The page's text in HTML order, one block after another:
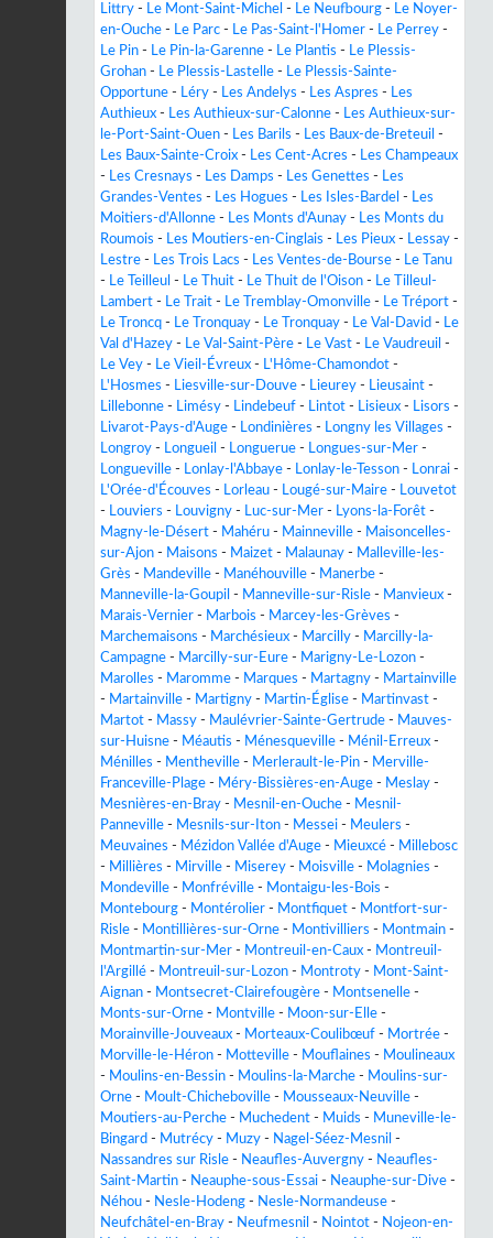
Littry - Le Mont-Saint-Michel - Le Neufbourg - Le Noyer-
en-Ouche - Le Parc - Le Pas-Saint-l'Homer - Le Perrey -
Le Pin - Le Pin-la-Garenne - Le Plantis - Le Plessis-
Grohan - Le Plessis-Lastelle - Le Plessis-Sainte-
Opportune - Léry - Les Andelys - Les Aspres - Les
Authieux - Les Authieux-sur-Calonne - Les Authieux-sur-
le-Port-Saint-Ouen - Les Barils - Les Baux-de-Breteuil -
Les Baux-Sainte-Croix - Les Cent-Acres - Les Champeaux
- Les Cresnays - Les Damps - Les Genettes - Les
Grandes-Ventes - Les Hogues - Les Isles-Bardel - Les
Moitiers-d'Allonne - Les Monts d'Aunay - Les Monts du
Roumois - Les Moutiers-en-Cinglais - Les Pieux - Lessay -
Lestre - Les Trois Lacs - Les Ventes-de-Bourse - Le Tanu
- Le Teilleul - Le Thuit - Le Thuit de l'Oison - Le Tilleul-
Lambert - Le Trait - Le Tremblay-Omonville - Le Tréport -
Le Troncq - Le Tronquay - Le Tronquay - Le Val-David - Le
Val d'Hazey - Le Val-Saint-Père - Le Vast - Le Vaudreuil -
Le Vey - Le Vieil-Évreux - L'Hôme-Chamondot -
L'Hosmes - Liesville-sur-Douve - Lieurey - Lieusaint -
Lillebonne - Limésy - Lindebeuf - Lintot - Lisieux - Lisors -
Livarot-Pays-d'Auge - Londinières - Longny les Villages -
Longroy - Longueil - Longuerue - Longues-sur-Mer -
Longueville - Lonlay-l'Abbaye - Lonlay-le-Tesson - Lonrai -
L'Orée-d'Écouves - Lorleau - Lougé-sur-Maire - Louvetot
- Louviers - Louvigny - Luc-sur-Mer - Lyons-la-Forêt -
Magny-le-Désert - Mahéru - Mainneville - Maisoncelles-
sur-Ajon - Maisons - Maizet - Malaunay - Malleville-les-
Grès - Mandeville - Manéhouville - Manerbe -
Manneville-la-Goupil - Manneville-sur-Risle - Manvieux -
Marais-Vernier - Marbois - Marcey-les-Grèves -
Marchemaisons - Marchésieux - Marcilly - Marcilly-la-
Campagne - Marcilly-sur-Eure - Marigny-Le-Lozon -
Marolles - Maromme - Marques - Martagny - Martainville
- Martainville - Martigny - Martin-Église - Martinvast -
Martot - Massy - Maulévrier-Sainte-Gertrude - Mauves-
sur-Huisne - Méautis - Ménesqueville - Ménil-Erreux -
Ménilles - Mentheville - Merlerault-le-Pin - Merville-
Franceville-Plage - Méry-Bissières-en-Auge - Meslay -
Mesnières-en-Bray - Mesnil-en-Ouche - Mesnil-
Panneville - Mesnils-sur-Iton - Messei - Meulers -
Meuvaines - Mézidon Vallée d'Auge - Mieuxcé - Millebosc
- Millières - Mirville - Miserey - Moisville - Molagnies -
Mondeville - Monfréville - Montaigu-les-Bois -
Montebourg - Montérolier - Montfiquet - Montfort-sur-
Risle - Montillières-sur-Orne - Montivilliers - Montmain -
Montmartin-sur-Mer - Montreuil-en-Caux - Montreuil-
l'Argillé - Montreuil-sur-Lozon - Montroty - Mont-Saint-
Aignan - Montsecret-Clairefougère - Montsenelle -
Monts-sur-Orne - Montville - Moon-sur-Elle -
Morainville-Jouveaux - Morteaux-Coulibœuf - Mortrée -
Morville-le-Héron - Motteville - Mouflaines - Moulineaux
- Moulins-en-Bessin - Moulins-la-Marche - Moulins-sur-
Orne - Moult-Chicheboville - Mousseaux-Neuville -
Moutiers-au-Perche - Muchedent - Muids - Muneville-le-
Bingard - Mutrécy - Muzy - Nagel-Séez-Mesnil -
Nassandres sur Risle - Neaufles-Auvergny - Neaufles-
Saint-Martin - Neauphe-sous-Essai - Neauphe-sur-Dive -
Néhou - Nesle-Hodeng - Nesle-Normandeuse -
Neufchâtel-en-Bray - Neufmesnil - Nointot - Nojeon-en-